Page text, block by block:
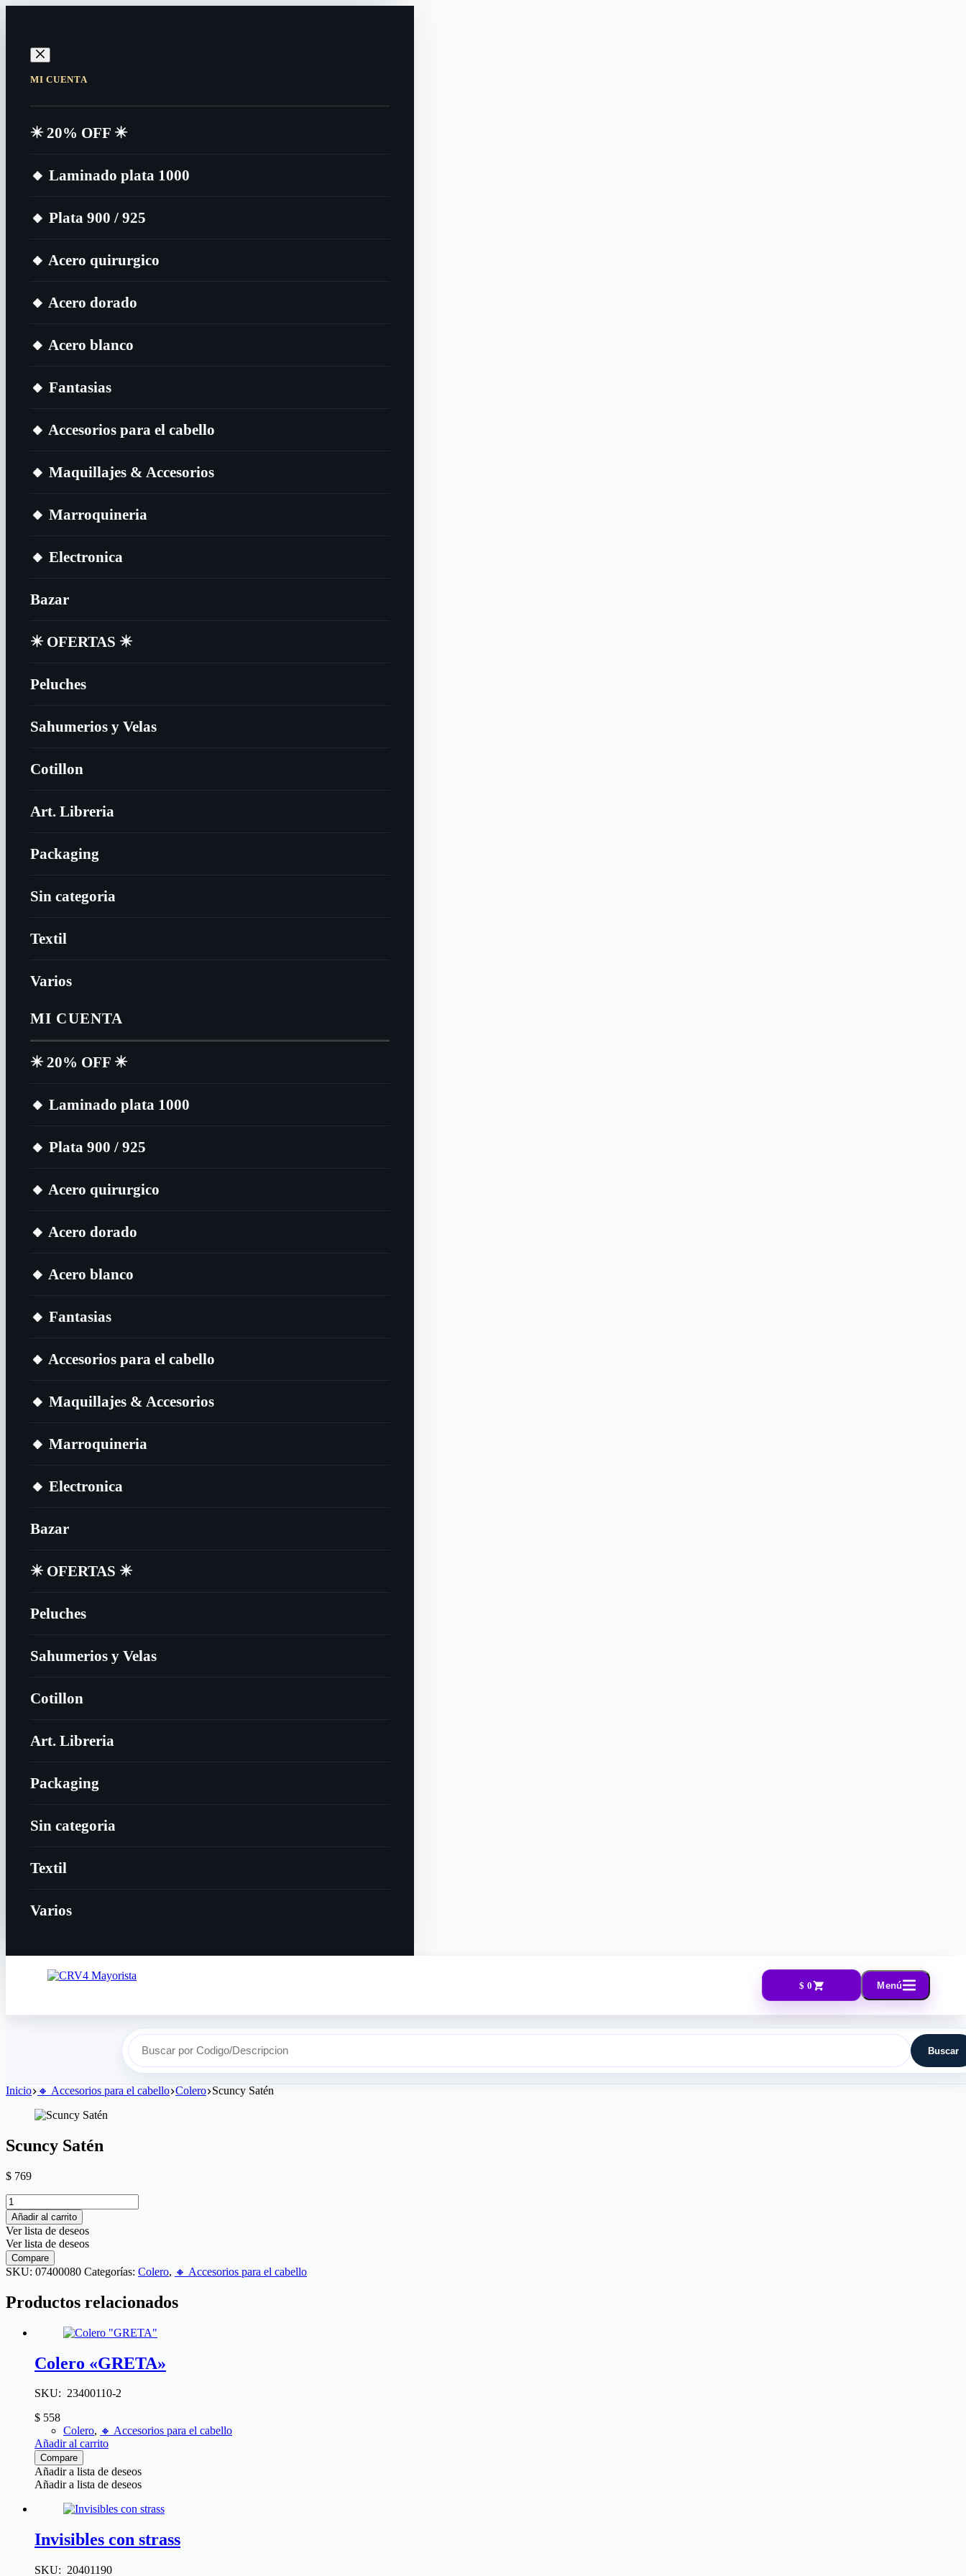
MI CUENTA
✴️​ 20% OFF ✴️​
🔸​ Laminado plata 1000
🔸​ Plata 900 / 925
🔸​ Acero quirurgico
🔸​ Acero dorado
🔸​ Acero blanco
🔸​ Fantasias
🔸​ Accesorios para el cabello
🔸​ Maquillajes & Accesorios
🔸​ Marroquineria
🔸​ Electronica
Bazar
✴️​ OFERTAS ✴️​
Peluches
Sahumerios y Velas
Cotillon
Art. Libreria
Packaging
Sin categoria
Textil
Varios
MI CUENTA
✴️​ 20% OFF ✴️​
🔸​ Laminado plata 1000
🔸​ Plata 900 / 925
🔸​ Acero quirurgico
🔸​ Acero dorado
🔸​ Acero blanco
🔸​ Fantasias
🔸​ Accesorios para el cabello
🔸​ Maquillajes & Accesorios
🔸​ Marroquineria
🔸​ Electronica
Bazar
✴️​ OFERTAS ✴️​
Peluches
Sahumerios y Velas
Cotillon
Art. Libreria
Packaging
Sin categoria
Textil
Varios
$ 0 Menú
Buscar por Codigo/Descripcion Buscar
Inicio 🔸​ Accesorios para el cabello Colero Scuncy Satén
Scuncy Satén
$ 769
Añadir al carrito
Ver lista de deseos
Ver lista de deseos
Compare
SKU: 07400080 Categorías: Colero, 🔸​ Accesorios para el cabello
Productos relacionados
Colero «GRETA»
SKU: 23400110-2
$ 558
Colero, 🔸​ Accesorios para el cabello
Añadir al carrito
Compare
Añadir a lista de deseos
Añadir a lista de deseos
Invisibles con strass
SKU: 20401190